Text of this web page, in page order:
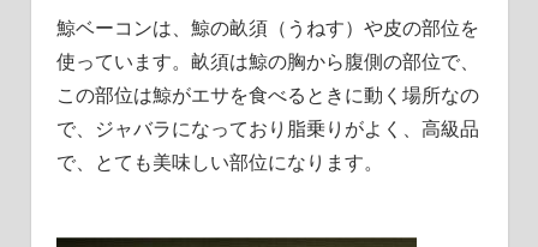
鯨ベーコンは、鯨の畝須（うねす）や皮の部位を
使っています。 畝須は鯨の胸から腹側の部位で、
この部位は鯨がエサを食べるときに動く場所なの
で、ジャバラになっており脂乗りがよく、高級品
で、とても美味しい部位になります。